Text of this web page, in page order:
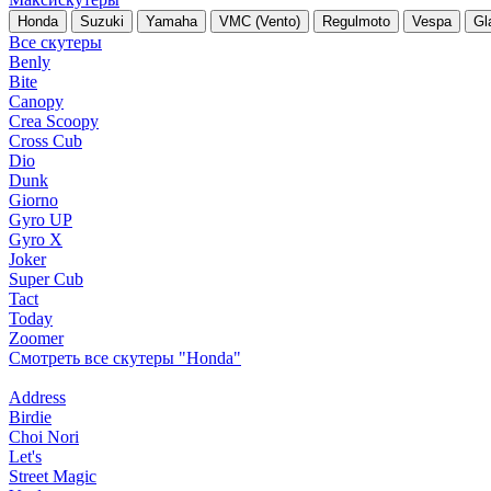
Honda Suzuki Yamaha VMC (Vento) Regulmoto Vespa
Все скутеры
Benly
Bite
Canopy
Crea Scoopy
Cross Cub
Dio
Dunk
Giorno
Gyro UP
Gyro X
Joker
Super Cub
Tact
Today
Zoomer
Смотреть все скутеры "Honda"
Address
Birdie
Choi Nori
Let's
Street Magic